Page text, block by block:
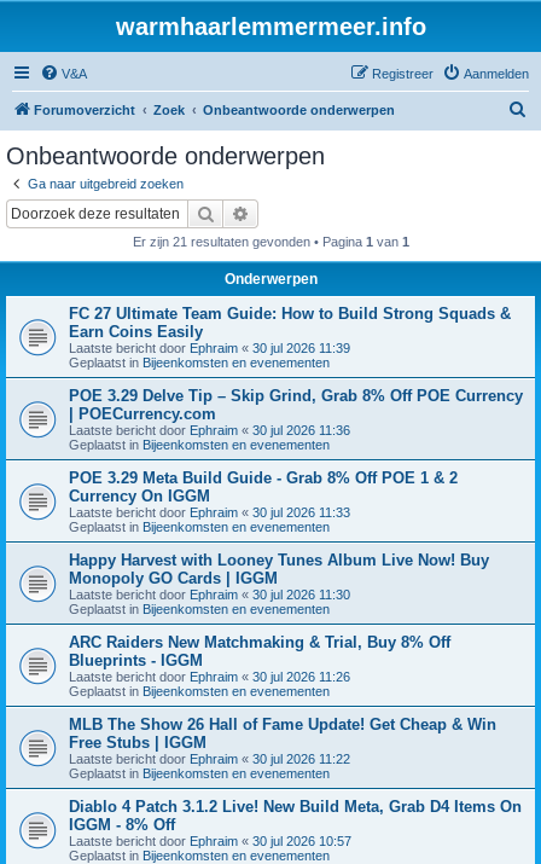
warmhaarlemmermeer.info
V&A Aanmelden
Registreer
Forumoverzicht Zoek Onbeantwoorde onderwerpen
Onbeantwoorde onderwerpen
Ga naar uitgebreid zoeken
Zoek
Er zijn 21 resultaten gevonden • Pagina 1 van 1
Onderwerpen
FC 27 Ultimate Team Guide: How to Build Strong Squads &
Earn Coins Easily
Laatste bericht door Ephraim « 30 jul 2026 11:39
Geplaatst in Bijeenkomsten en evenementen
POE 3.29 Delve Tip – Skip Grind, Grab 8% Off POE Currency
| POECurrency.com
Laatste bericht door Ephraim « 30 jul 2026 11:36
Geplaatst in Bijeenkomsten en evenementen
POE 3.29 Meta Build Guide - Grab 8% Off POE 1 & 2
Currency On IGGM
Laatste bericht door Ephraim « 30 jul 2026 11:33
Geplaatst in Bijeenkomsten en evenementen
Happy Harvest with Looney Tunes Album Live Now! Buy
Monopoly GO Cards | IGGM
Laatste bericht door Ephraim « 30 jul 2026 11:30
Geplaatst in Bijeenkomsten en evenementen
ARC Raiders New Matchmaking & Trial, Buy 8% Off
Blueprints - IGGM
Laatste bericht door Ephraim « 30 jul 2026 11:26
Geplaatst in Bijeenkomsten en evenementen
MLB The Show 26 Hall of Fame Update! Get Cheap & Win
Free Stubs | IGGM
Laatste bericht door Ephraim « 30 jul 2026 11:22
Geplaatst in Bijeenkomsten en evenementen
Diablo 4 Patch 3.1.2 Live! New Build Meta, Grab D4 Items On
IGGM - 8% Off
Laatste bericht door Ephraim « 30 jul 2026 10:57
Geplaatst in Bijeenkomsten en evenementen